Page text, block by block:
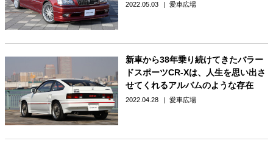
2022.05.03 愛車広場
新車から38年乗り続けてきたバラー
ドスポーツCR-Xは、人生を思い出さ
せてくれるアルバムのような存在
2022.04.28 愛車広場